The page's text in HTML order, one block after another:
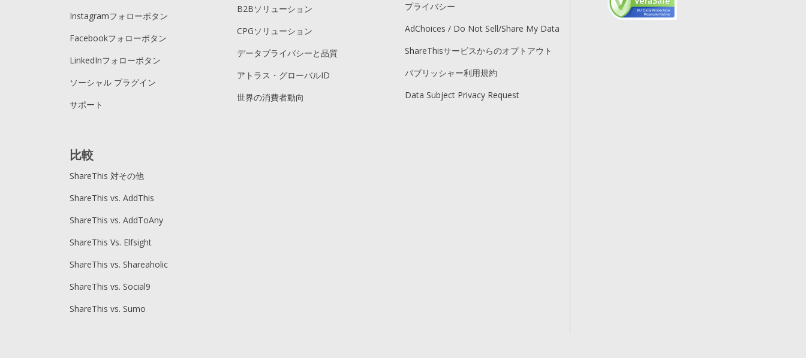
Instagramフォローボタン
Facebookフォローボタン
LinkedInフォローボタン
ソーシャル プラグイン
サポート
B2Bソリューション
CPGソリューション
データプライバシーと品質
アトラス・グローバルID
世界の消費者動向
プライバシー
AdChoices / Do Not Sell/Share My Data
ShareThisサービスからのオプトアウト
パブリッシャー利用規約
Data Subject Privacy Request
比較
ShareThis 対その他
ShareThis vs. AddThis
ShareThis vs. AddToAny
ShareThis Vs. Elfsight
ShareThis vs. Shareaholic
ShareThis vs. Social9
ShareThis vs. Sumo